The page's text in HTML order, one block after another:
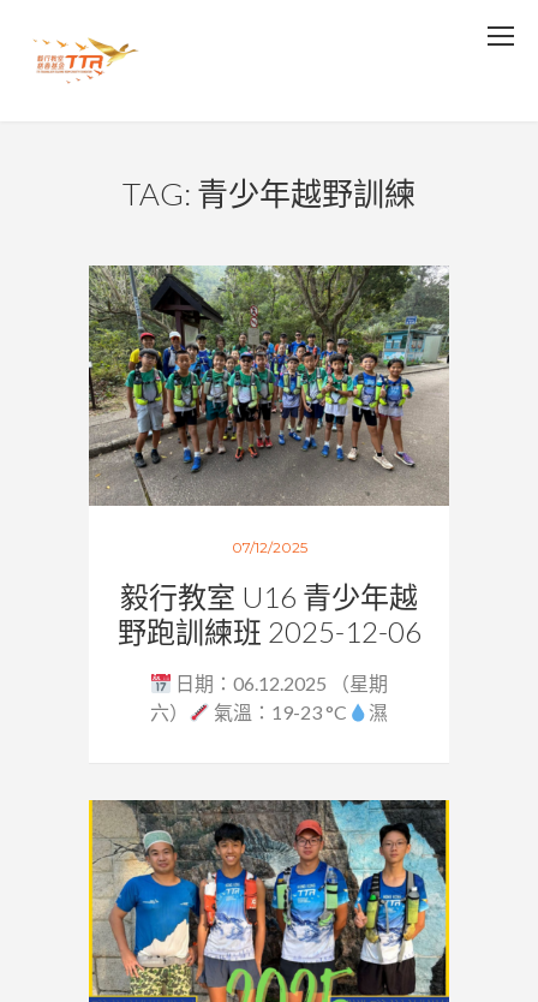
TAG: 青少年越野訓練
07/12/2025
毅行教室 U16 青少年越
野跑訓練班 2025-12-06
日期：06.12.2025 （星期
六）
氣溫：19-23 °C
濕